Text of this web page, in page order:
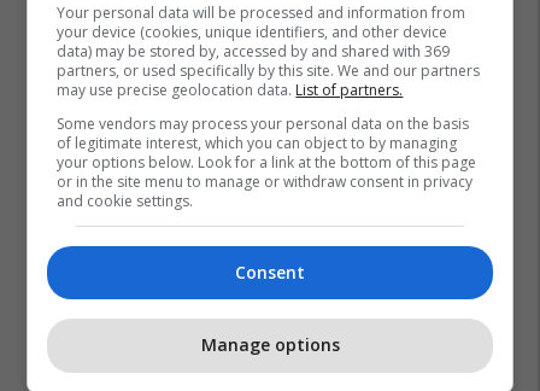
Your personal data will be processed and information from
your device (cookies, unique identifiers, and other device
data) may be stored by, accessed by and shared with 369
partners, or used specifically by this site. We and our partners
may use precise geolocation data. List of partners.
Some vendors may process your personal data on the basis
of legitimate interest, which you can object to by managing
your options below. Look for a link at the bottom of this page
or in the site menu to manage or withdraw consent in privacy
and cookie settings.
Consent
Manage options